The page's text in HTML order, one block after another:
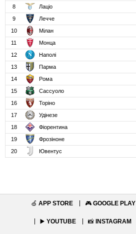
8
Лаціо
9
Лечче
10
Мілан
11
Монца
12
Наполі
13
Парма
14
Рома
15
Сассуоло
16
Торіно
17
Удінезе
18
Фіорентина
19
Фрозіноне
20
Ювентус
🍏 APP STORE 🎮 GOOGLE PLAY
▶️ YOUTUBE 📸 INSTAGRAM